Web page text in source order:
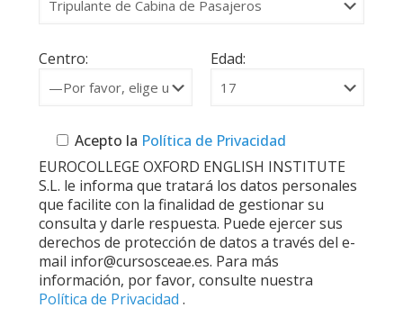
Centro: Edad:
Acepto la Política de Privacidad
EUROCOLLEGE OXFORD ENGLISH INSTITUTE
S.L. le informa que tratará los datos personales
que facilite con la finalidad de gestionar su
consulta y darle respuesta. Puede ejercer sus
derechos de protección de datos a través del e-
mail infor@cursosceae.es. Para más
información, por favor, consulte nuestra
Política de Privacidad .